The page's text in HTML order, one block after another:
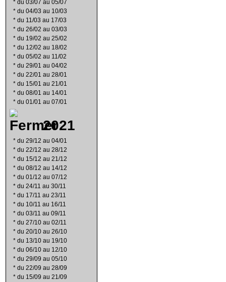
* du 03/07 au 05/07
* du 04/03 au 10/03
* du 11/03 au 17/03
* du 26/02 au 03/03
* du 19/02 au 25/02
* du 12/02 au 18/02
* du 05/02 au 11/02
* du 29/01 au 04/02
* du 22/01 au 28/01
* du 15/01 au 21/01
* du 08/01 au 14/01
* du 01/01 au 07/01
2021
* du 29/12 au 04/01
* du 22/12 au 28/12
* du 15/12 au 21/12
* du 08/12 au 14/12
* du 01/12 au 07/12
* du 24/11 au 30/11
* du 17/11 au 23/11
* du 10/11 au 16/11
* du 03/11 au 09/11
* du 27/10 au 02/11
* du 20/10 au 26/10
* du 13/10 au 19/10
* du 06/10 au 12/10
* du 29/09 au 05/10
* du 22/09 au 28/09
* du 15/09 au 21/09